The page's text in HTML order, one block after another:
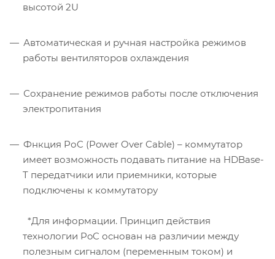
высотой 2U
Автоматическая и ручная настройка режимов
работы вентиляторов охлаждения
Сохранение режимов работы после отключения
электропитания
Фнкция PоC (Power Over Cable) – коммутатор
имеет возможность подавать питание на HDBase-
T передатчики или приемники, которые
подключены к коммутатору
*Для информации. Принцип действия
технологии PoC основан на различии между
полезным сигналом (переменным током) и